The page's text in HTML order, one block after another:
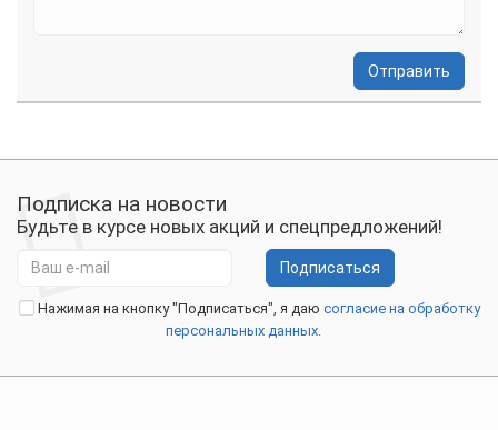
Отправить
Подписка на новости
Будьте в курсе новых акций и спецпредложений!
Подписаться
Нажимая на кнопку "Подписаться", я даю согласие на обработку
персональных данных.